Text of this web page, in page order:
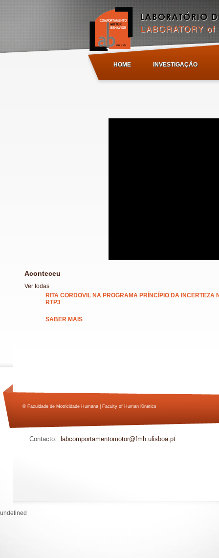
HOME INVESTIGAÇÃO
Aconteceu
Ver todas
RITA CORDOVIL NA PROGRAMA PRÍNCÍPIO DA INCERTEZA
RTP3
SABER MAIS
© Faculdade de Motricidade Humana | Faculty of Human Kinetics
Contacto: labcomportamentomotor@fmh.ulisboa.pt
undefined